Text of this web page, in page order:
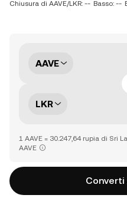
Chiusura di AAVE/LKR: -- Basso: --
AAVE
LKR
1 AAVE = 30.247,64 rupia di Sri
AAVE
Converti